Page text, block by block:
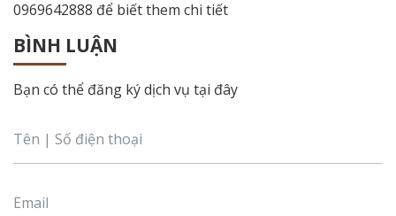
0969642888 để biết them chi tiết
BÌNH LUẬN
Bạn có thể đăng ký dịch vụ tại đây